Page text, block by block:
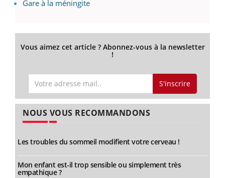
Gare à la méningite
Vous aimez cet article ? Abonnez-vous à la newsletter
!
S'inscrire
NOUS VOUS RECOMMANDONS
Les troubles du sommeil modifient votre cerveau !
Mon enfant est-il trop sensible ou simplement très
empathique ?